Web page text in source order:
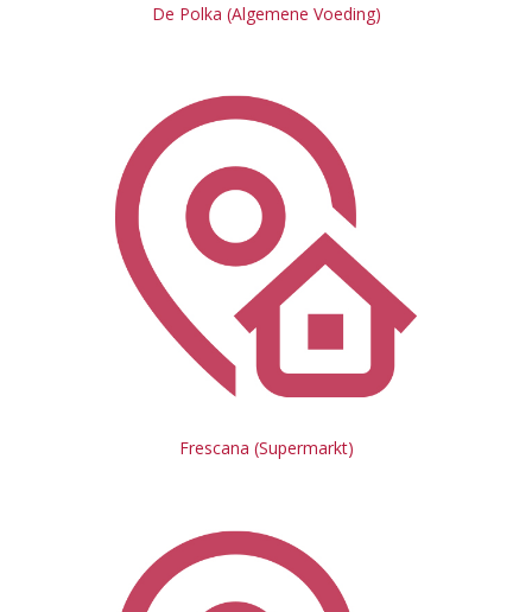
De Polka (Algemene Voeding)
Frescana (Supermarkt)